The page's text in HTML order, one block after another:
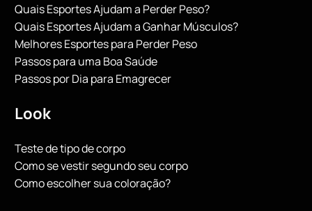
Quais Esportes Ajudam a Perder Peso?
Quais Esportes Ajudam a Ganhar Músculos?
Melhores Esportes para Perder Peso
Passos para uma Boa Saúde
Passos por Dia para Emagrecer
Look
Teste de tipo de corpo
Como se vestir segundo seu corpo
Como escolher sua coloração?